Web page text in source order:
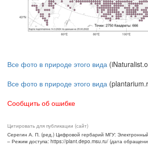
Все фото в природе этого вида
Все фото в природе этого вида
Сообщить об ошибке
Цитировать для публикации (сайт)
Серегин А. П. (ред.) Цифровой гербарий МГУ:
– Режим доступа: https://plant.depo.msu.ru/ (дата